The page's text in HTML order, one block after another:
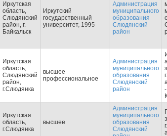
Иркутская
область,
Слюдянский
район, г.
Байкальск
Иркутский
государственный
университет, 1995
Администрация
муниципального
образования
Слюдянский
район
Иркутская
область,
Слюдянский
район,
г.Слюдянка
высшее
профессиональное
Администрация
муниципального
образования
Слюдянский
район
Иркутская
область,
г.Слюдянка
высшее
Администрация
муниципального
образования
Слюдянский